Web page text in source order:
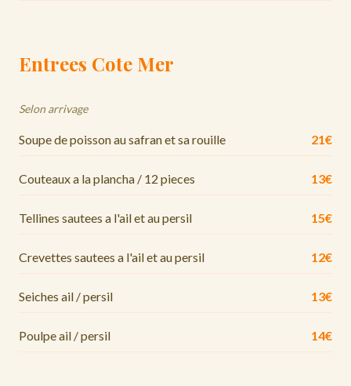
Entrees Cote Mer
Selon arrivage
Soupe de poisson au safran et sa rouille 21€
Couteaux a la plancha / 12 pieces 13€
Tellines sautees a l'ail et au persil 15€
Crevettes sautees a l'ail et au persil 12€
Seiches ail / persil 13€
Poulpe ail / persil 14€